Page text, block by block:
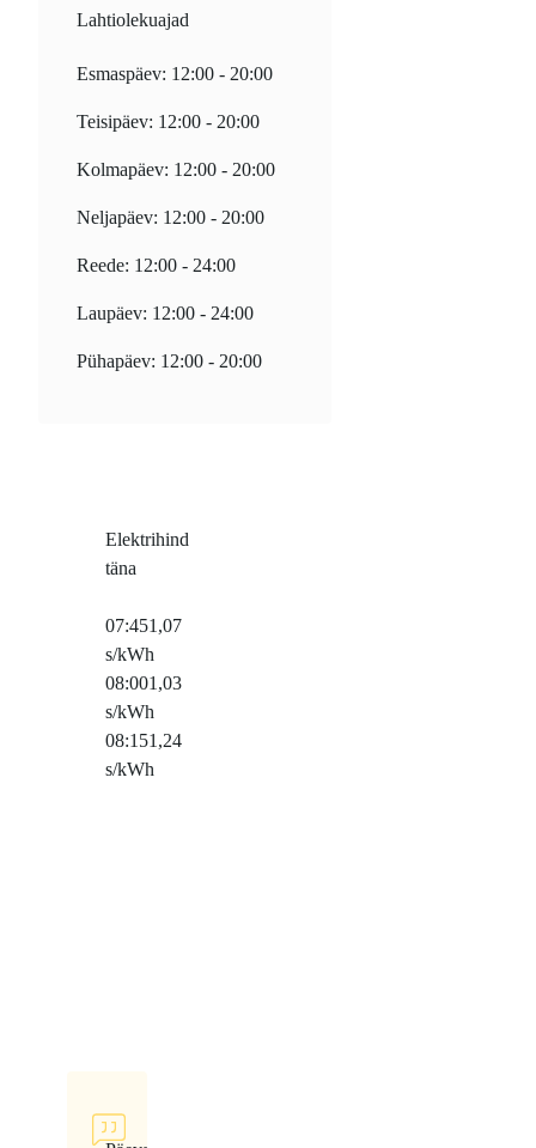
Lahtiolekuajad
Esmaspäev: 12:00 - 20:00
Teisipäev: 12:00 - 20:00
Kolmapäev: 12:00 - 20:00
Neljapäev: 12:00 - 20:00
Reede: 12:00 - 24:00
Laupäev: 12:00 - 24:00
Pühapäev: 12:00 - 20:00
Elektrihind
täna
07:451,07
s/kWh
08:001,03
s/kWh
08:151,24
s/kWh